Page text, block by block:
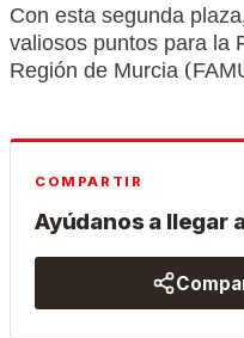
Con esta segunda
valiosos puntos para la
Región de Murcia
COMPARTIR
Ayúdanos a llegar